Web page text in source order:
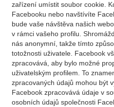
zařízení umístit soubor cookie.
Facebooku nebo navštívíte
bude vaše návštěva našich
v rámci vašeho profilu.
nás anonymní, takže tímto
totožnosti uživatele. Facebook
zpracovává, aby bylo možné
uživatelským profilem. To
zpracovaných údajů mohou být
Facebook zpracovává údaje v
osobních údajů společnosti